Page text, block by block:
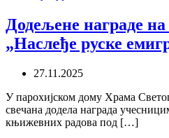
Додељене награде
„Наслеђе руске
27.11.2025
У парохијском дому Храма
свечана додела награда
књижевних радова под […]